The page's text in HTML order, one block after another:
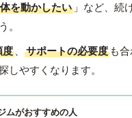
を動かしたい 」など、続
。
度 、 サポートの必要度 も
しやすくなります。
ムがおすすめの人